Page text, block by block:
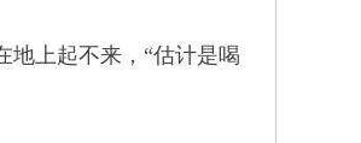
上起不来，“估计是喝